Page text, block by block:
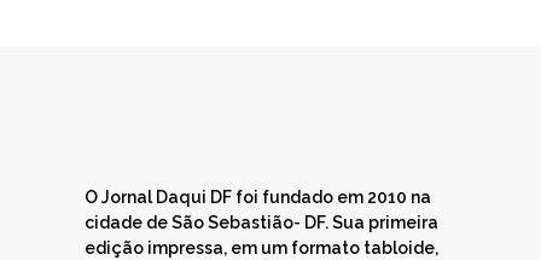
O Jornal Daqui DF foi fundado em 2010 na
cidade de São Sebastião- DF. Sua primeira
edição impressa, em um formato tabloide,